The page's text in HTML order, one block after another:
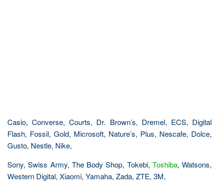
Casio, Converse, Courts, Dr. Brown’s, Dremel, ECS, Digital
Flash, Fossil, Gold, Microsoft, Nature’s, Plus, Nescafe, Dolce,
Gusto, Nestle, Nike,
Sony, Swiss Army, The Body Shop, Tokebi, Toshiba, Watsons,
Western Digital, Xiaomi, Yamaha, Zada, ZTE, 3M,